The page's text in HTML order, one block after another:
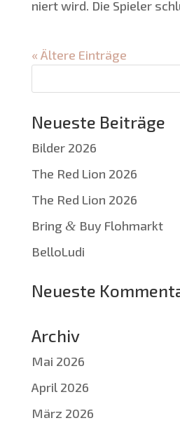
niert wird. Die Spie­ler
« Ältere Einträge
Neueste Beiträge
Bilder 2026
The Red Lion 2026
The Red Lion 2026
Bring &Buy Flohmarkt
BelloLudi
Neueste
Archiv
Mai 2026
April 2026
März 2026